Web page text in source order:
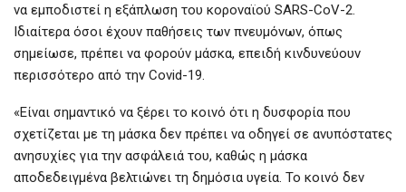
να εμποδιστεί η εξάπλωση του κοροναϊού SARS-CoV-2.
Ιδιαίτερα όσοι έχουν παθήσεις των πνευμόνων, όπως
σημείωσε, πρέπει να φορούν μάσκα, επειδή κινδυνεύουν
περισσότερο από την Covid-19.
«Είναι σημαντικό να ξέρει το κοινό ότι η δυσφορία που
σχετίζεται με τη μάσκα δεν πρέπει να οδηγεί σε ανυπόστατες
ανησυχίες για την ασφάλειά του, καθώς η μάσκα
αποδεδειγμένα βελτιώνει τη δημόσια υγεία. Το κοινό δεν